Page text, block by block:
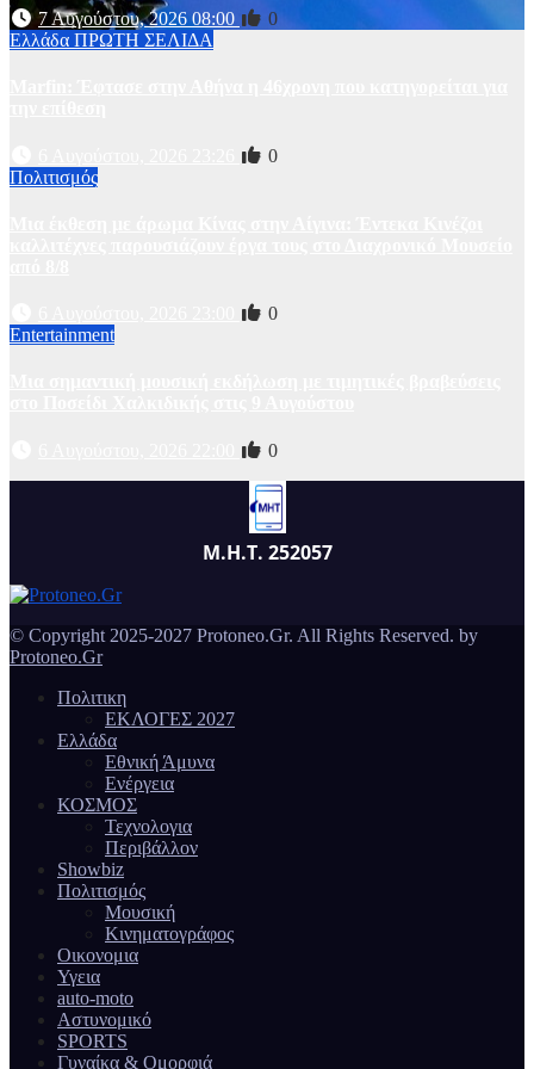
7 Αυγούστου, 2026 08:00
0
Ελλάδα ΠΡΩΤΗ ΣΕΛΙΔΑ
0
Πολιτισμός
0
Entertainment
0
Μ.Η.Τ. 252057
© Copyright 2025-2027 Protoneo.Gr. All Rights Reserved. by
Protoneo.Gr
Πολιτικη
ΕΚΛΟΓΕΣ 2027
Ελλάδα
Εθνική Άμυνα
Ενέργεια
ΚΟΣΜΟΣ
Τεχνολογια
Περιβάλλον
Showbiz
Πολιτισμός
Μουσική
Κινηματογράφος
Οικονομια
Υγεια
auto-moto
Αστυνομικό
SPORTS
Γυναίκα & Ομορφιά